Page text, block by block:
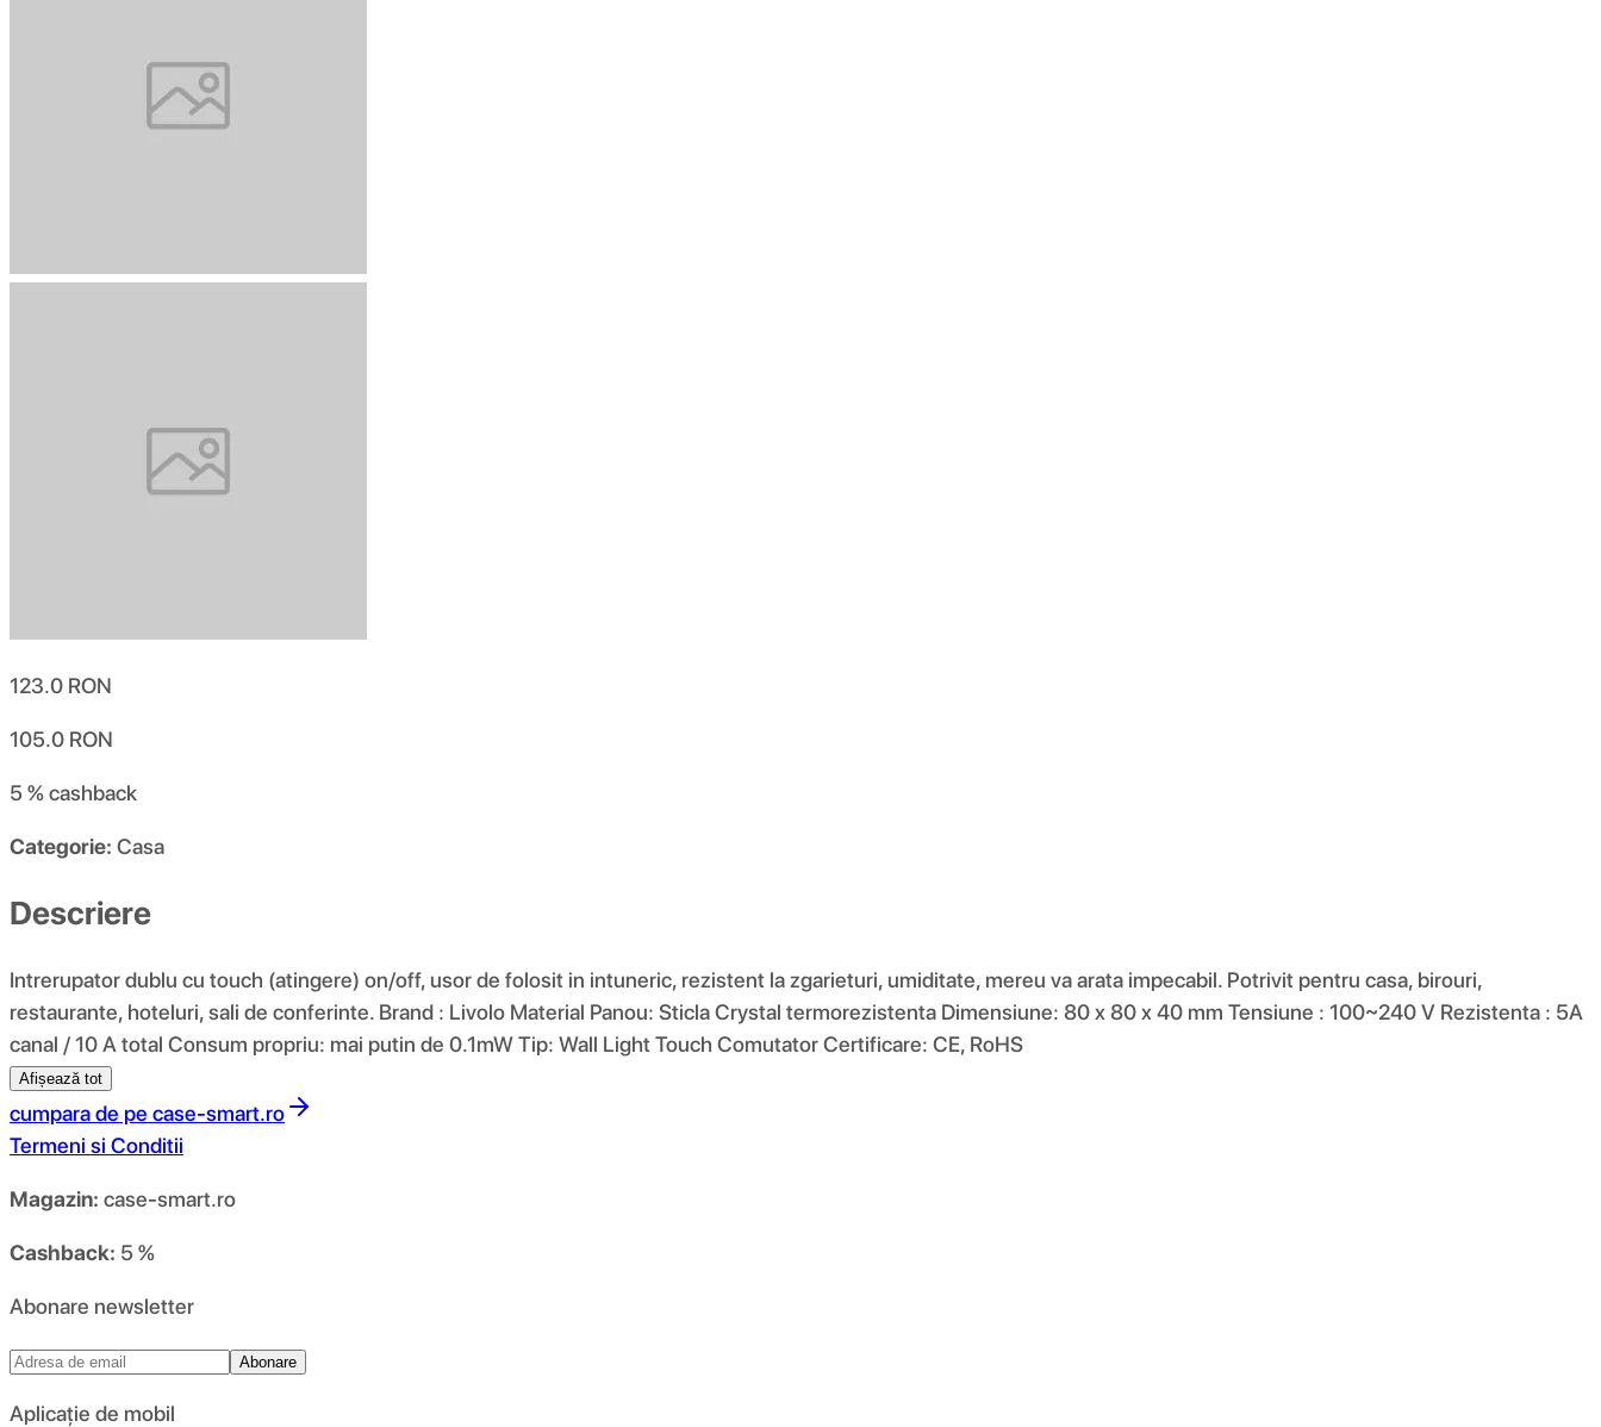
123.0 RON
105.0 RON
5 %cashback
Categorie: Casa
Descriere
Intrerupator dublu cu touch (atingere) on/off, usor de folosit in intuneric, rezistent la zgarieturi, umiditate, mereu va arata impecabil. Potrivit pentru casa, birouri,
restaurante, hoteluri, sali de conferinte. Brand : Livolo Material Panou: Sticla Crystal termorezistenta Dimensiune: 80 x 80 x 40 mm Tensiune : 100~240 V Rezistenta : 5A
canal / 10 A total Consum propriu: mai putin de 0.1mW Tip: Wall Light Touch Comutator Certificare: CE, RoHS
Afișează tot
cumpara de pe case-smart.ro
Termeni si Conditii
Magazin: case-smart.ro
Cashback: 5 %
Abonare newsletter
Abonare
Aplicație de mobil